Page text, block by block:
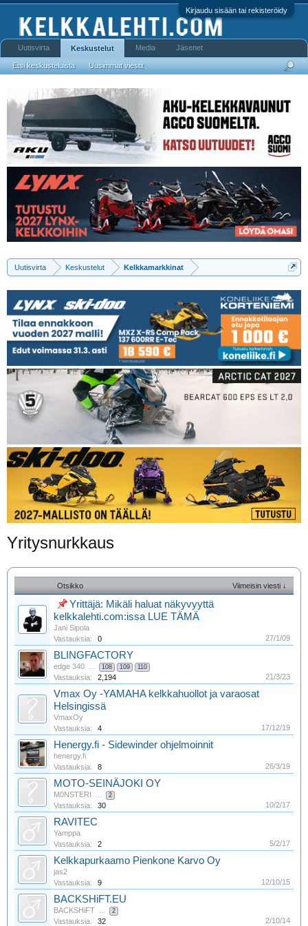
Kirjaudu sisään tai rekisteröidy
Uutisvirta Keskustelut Kelkkamarkkinat
Yritysnurkkaus
Otsikko Viimeisin viesti ↓
Yrittäjä: Mikäli haluat näkyvyyttä
kelkkalehti.com:issa LUE TÄMÄ
Jani Sipola
Vastauksia:
0 27/1/09
BLINGFACTORY
edge 340 108 109 110
Vastauksia: 2,194 21/3/23
Vmax Oy -YAMAHA kelkkahuollot ja varaosat
Helsingissä
VmaxOy
Vastauksia:
4 17/12/19
Henergy.fi - Sidewinder ohjelmoinnit
henergy.fi
Vastauksia:
8 26/3/19
MOTO-SEINÄJOKI OY
M0NSTERI 2
Vastauksia: 30 10/2/17
RAVITEC
Yamppa
Vastauksia:
2 5/2/17
Kelkkapurkaamo Pienkone Karvo Oy
jas2
Vastauksia:
9 12/10/15
BACKSHiFT.EU
BACKSHiFT 2
Vastauksia: 32 2/10/14
Uutisvirta Keskustelut
Etsi keskusteluista Uusimmat viestit
Media Jäsenet